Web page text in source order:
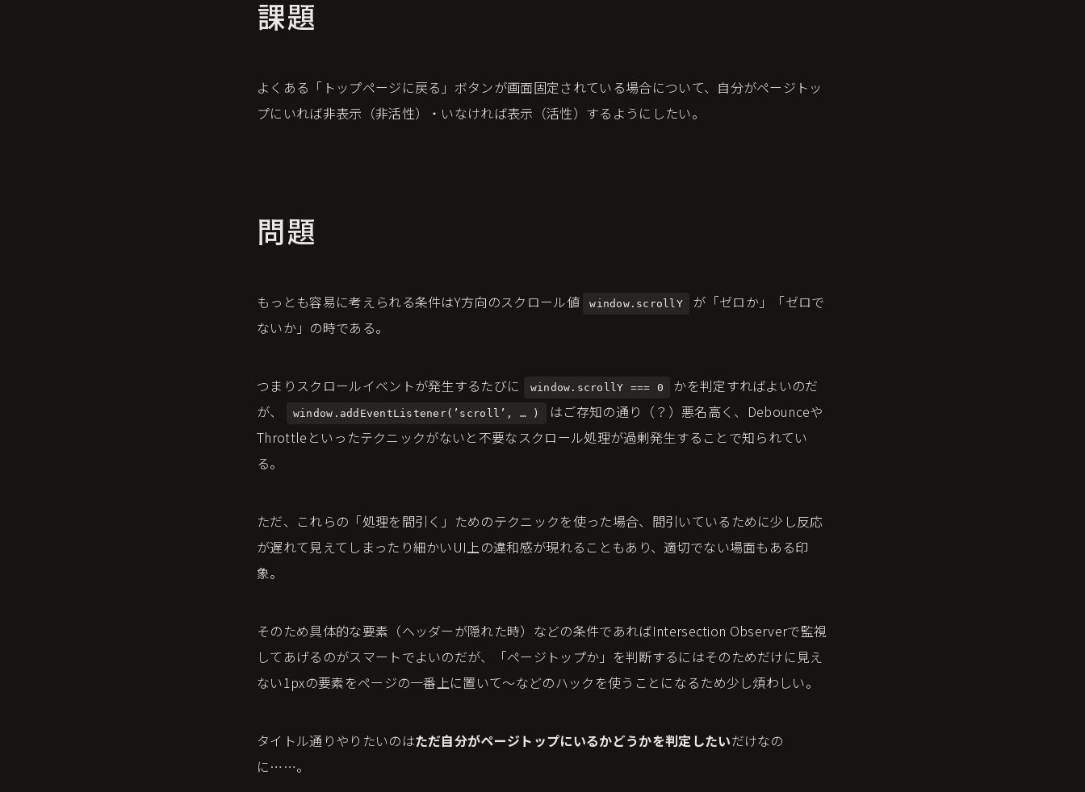
課題
よくある「トップページに戻る」ボタンが画面固定されている場合について、自分がページトッ
プにいれば非表示（非活性）・いなければ表示（活性）するようにしたい。
問題
もっとも容易に考えられる条件はY方向のスクロール値 window.scrollY
が「ゼロか」「ゼロで
ないか」の時である。
つまりスクロールイベントが発生するたびに window.scrollY === 0
かを判定すればよいのだ
が、
window.addEventListener(’scroll’, … )
はご存知の通り（？）悪名高く、Debounceや
Throttleといったテクニックがないと不要なスクロール処理が過剰発生することで知られてい
る。
ただ、これらの「処理を間引く」ためのテクニックを使った場合、間引いているために少し反応
が遅れて見えてしまったり細かいUI上の違和感が現れることもあり、適切でない場面もある印
象。
そのため具体的な要素（ヘッダーが隠れた時）などの条件であればIntersection Observerで監視
してあげるのがスマートでよいのだが、「ページトップか」を判断するにはそのためだけに見え
ない1pxの要素をページの一番上に置いて〜などのハックを使うことになるため少し煩わしい。
タイトル通りやりたいのはただ自分がページトップにいるかどうかを判定したいだけなの
に……。